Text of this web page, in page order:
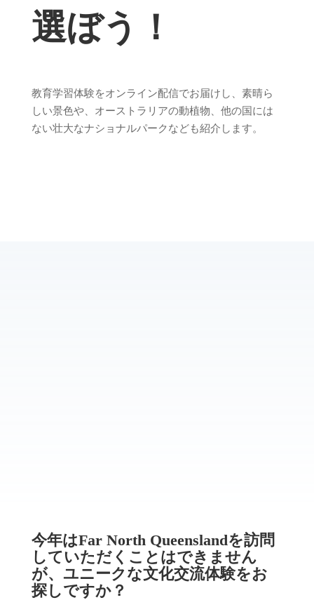
選ぼう！
教育学習体験をオンライン配信でお届けし、素晴ら
しい景色や、オーストラリアの動植物、他の国には
ない壮大なナショナルパークなども紹介します。
今年はFar North Queenslandを訪問
していただくことはできません
が、ユニークな文化交流体験をお
探しですか？